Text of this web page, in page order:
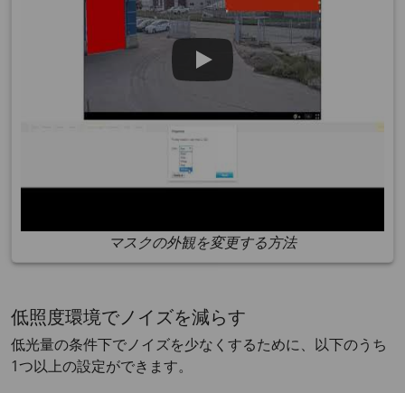
マスクの外観を変更する方法
低照度環境でノイズを減らす
低光量の条件下でノイズを少なくするために、以下のうち
1つ以上の設定ができます。